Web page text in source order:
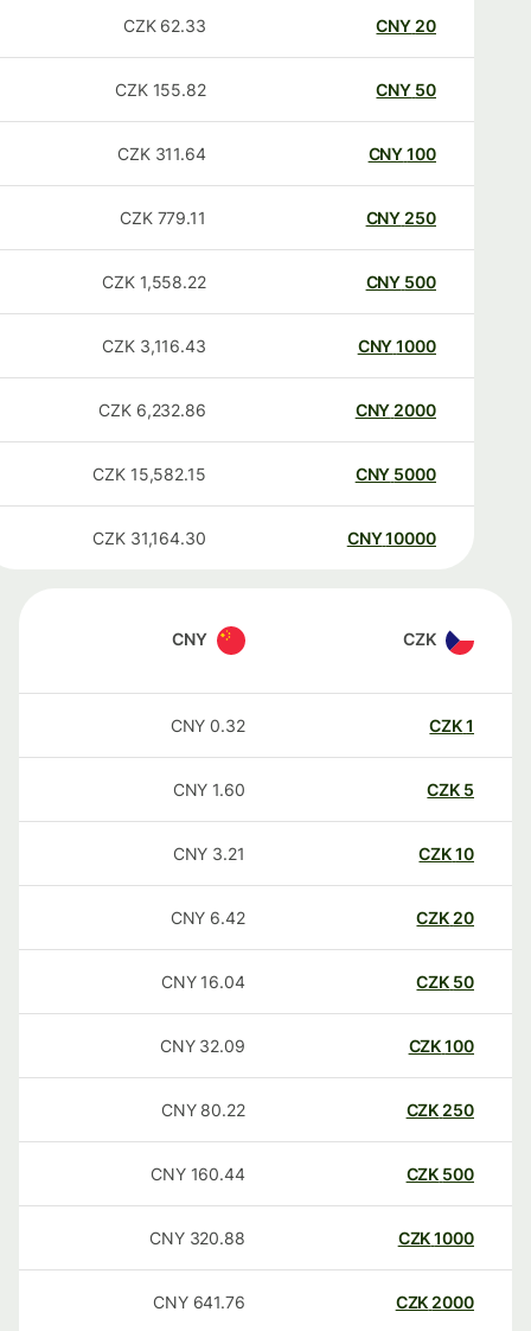
20
CNY
62.33
CZK
50
CNY
155.82
CZK
100
CNY
311.64
CZK
250
CNY
779.11
CZK
500
CNY
1,558.22
CZK
1000
CNY
3,116.43
CZK
2000
CNY
6,232.86
CZK
5000
CNY
15,582.15
CZK
10000
CNY
31,164.30
CZK
CZK
CNY
CZK
0.32
CNY
CZK
1.60
CNY
CZK
3.21
CNY
20
CZK
6.42
CNY
50
CZK
16.04
CNY
100
CZK
32.09
CNY
250
CZK
80.22
CNY
500
CZK
160.44
CNY
1000
CZK
320.88
CNY
2000
CZK
641.76
CNY